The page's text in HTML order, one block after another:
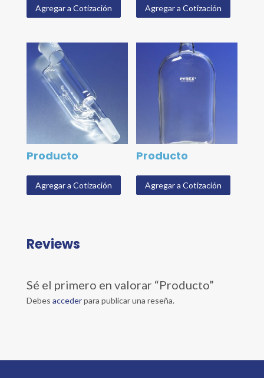
Agregar a Cotización Agregar a Cotización
Producto
Agregar a Cotización
Producto
Agregar a Cotización
Reviews
Sé el primero en valorar “Producto”
Debes accederpara publicar una reseña.